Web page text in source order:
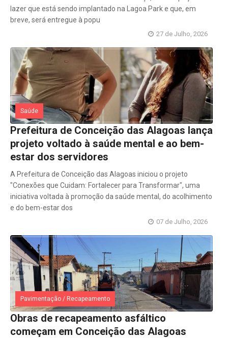
lazer que está sendo implantado na Lagoa Park e que, em
breve, será entregue à popu
27 de Julho, 2026
Saúde
Prefeitura de Conceição das Alagoas lança
projeto voltado à saúde mental e ao bem-
estar dos servidores
A Prefeitura de Conceição das Alagoas iniciou o projeto
"Conexões que Cuidam: Fortalecer para Transformar", uma
iniciativa voltada à promoção da saúde mental, do acolhimento
e do bem-estar dos
07 de Julho, 2026
Pavimentação / Recapeamento
Obras de recapeamento asfáltico
começam em Conceição das Alagoas